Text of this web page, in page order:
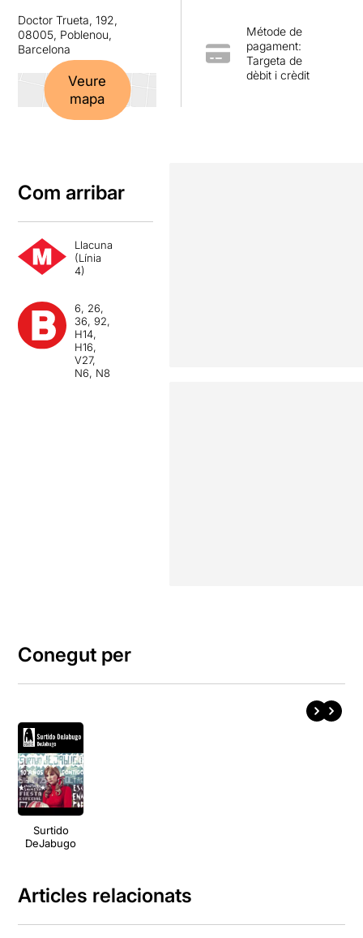
Doctor Trueta, 192,
08005, Poblenou,
Barcelona
Veure
mapa
Métode de
pagament:
Targeta de
dèbit i crèdit
Com arribar
Llacuna
(Línia
4)
6, 26,
36, 92,
H14,
H16,
V27,
N6, N8
Conegut per
Surtido
DeJabugo
Articles relacionats